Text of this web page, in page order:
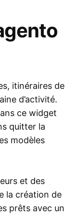
itinéraires de
d’activité.
ce widget
quitter la
modèles
et des
la création de
prêts avec un